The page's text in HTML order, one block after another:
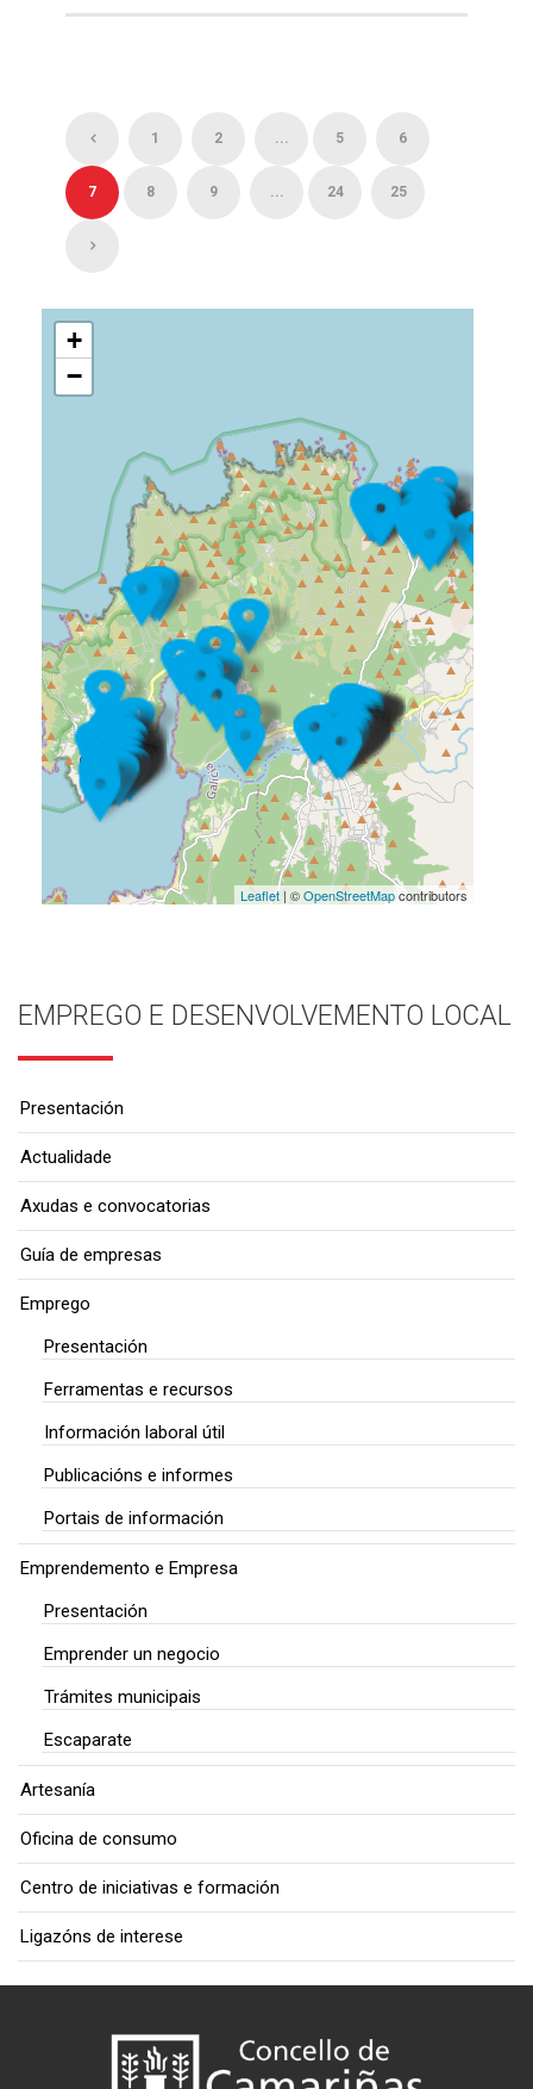
1 2 ... 5 6
7 8 9 ... 24 25
+
−
Leaflet| ©OpenStreetMapcontributors
EMPREGO E DESENVOLVEMENTO LOCAL
Presentación
Actualidade
Axudas e convocatorias
Guía de empresas
Emprego
Presentación
Ferramentas e recursos
Información laboral útil
Publicacións e informes
Portais de información
Emprendemento e Empresa
Presentación
Emprender un negocio
Trámites municipais
Escaparate
Artesanía
Oficina de consumo
Centro de iniciativas e formación
Ligazóns de interese